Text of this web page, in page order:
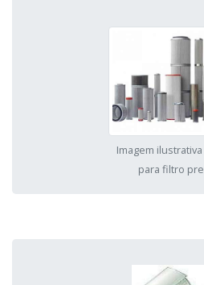
Imagem
para filtro